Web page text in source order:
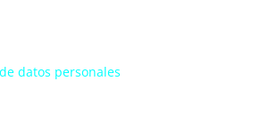
datos personales